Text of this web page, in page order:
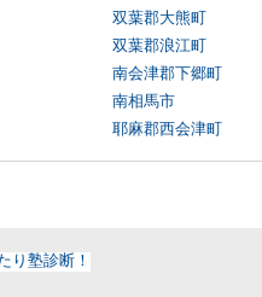
双葉郡大熊町
双葉郡浪江町
南会津郡下郷町
南相馬市
耶麻郡西会津町